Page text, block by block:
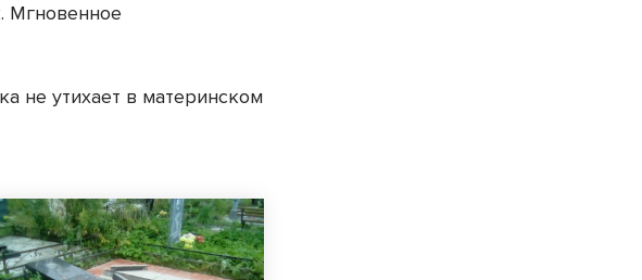
Мгновенное
не утихает в материнском